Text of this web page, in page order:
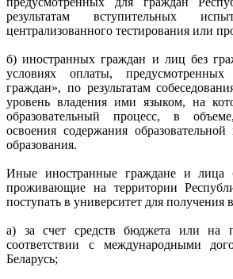
результатам вступительных
централизованного тестирования или
б) иностранных граждан и лиц без
условиях оплаты,
граждан», по результатам
уровень владения ими языком, на
образовательный процесс, в
освоения содержания
образования.
Иные иностранные граждане и лица
проживающие на территории
поступать в университет для получения
а) за счет средств бюджета или на
соответствии с международными
Беларусь;